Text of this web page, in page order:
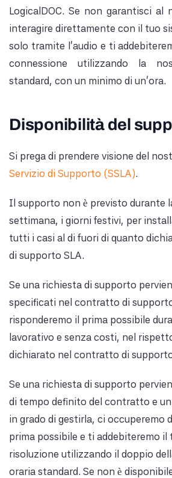
LogicalDOC. Se non garantisci al
interagire direttamente con il tuo
solo tramite l'audio e ti
connessione utilizzando la
standard, con un minimo di un'ora.
Disponibilità del
Si prega di prendere visione del
Servizio di Supporto (SSLA).
Il supporto non è previsto durante
settimana, i giorni festivi, per
tutti i casi al di fuori di quanto
di supporto SLA.
Se una richiesta di supporto
specificati nel contratto di
risponderemo il prima possibile
lavorativo e senza costi, nel
dichiarato nel contratto di
Se una richiesta di supporto
di tempo definito del contratto e
in grado di gestirla, ci occuperemo
prima possibile e ti addebiteremo il
risoluzione utilizzando il doppio
oraria standard. Se non è